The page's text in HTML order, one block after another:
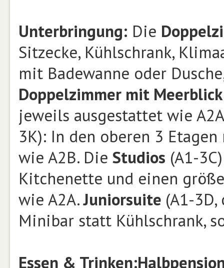
Unterbringung: Die
Sitzecke, Kühlschrank,
mit Badewanne oder
Doppelzimmer mit Meerblick
jeweils ausgestattet wie
3K): In den oberen 3
wie A2B. Die Studios (A1-
Kitchenette und einen
wie A2A.Juniorsuite (A1-
Minibar statt Kühlschrank,
Essen & Trinken: